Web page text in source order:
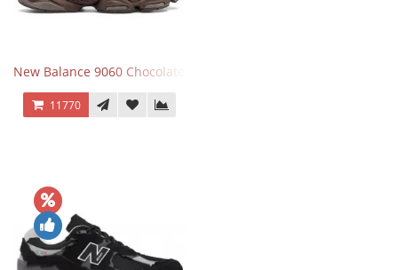
New Balance 9060 Chocolate Brown
11770